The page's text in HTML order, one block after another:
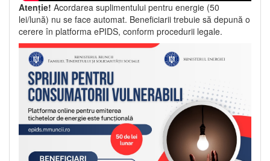
Atenție! Acordarea suplimentului pentru energie (50
lei/lună) nu se face automat. Beneficiarii trebuie să depună o
cerere în platforma ePIDS, conform procedurii legale.